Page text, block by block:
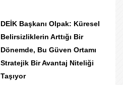
DEİK Başkanı Olpak: Küresel
Belirsizliklerin Arttığı Bir
Dönemde, Bu Güven Ortamı
Stratejik Bir Avantaj Niteliği
Taşıyor